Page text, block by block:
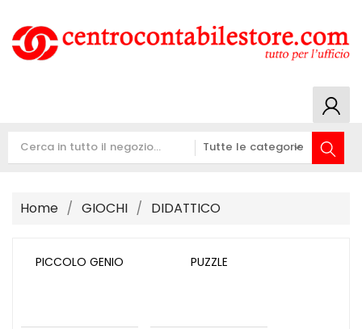
Home GIOCHI DIDATTICO
PICCOLO GENIO PUZZLE